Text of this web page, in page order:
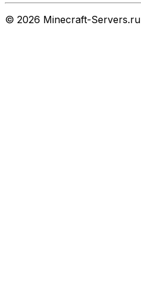
© 2026 Minecraft-Servers.ru